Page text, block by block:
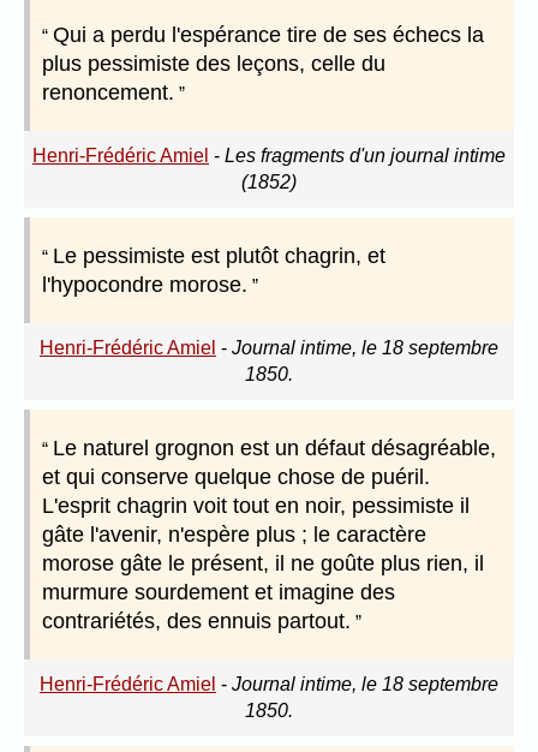
Qui a perdu l'espérance tire de ses échecs la
plus pessimiste des leçons, celle du
renoncement.
Henri-Frédéric Amiel - Les fragments d'un journal intime
(1852)
Le pessimiste est plutôt chagrin, et
l'hypocondre morose.
Henri-Frédéric Amiel - Journal intime, le 18 septembre
1850.
Le naturel grognon est un défaut désagréable,
et qui conserve quelque chose de puéril.
L'esprit chagrin voit tout en noir, pessimiste il
gâte l'avenir, n'espère plus ; le caractère
morose gâte le présent, il ne goûte plus rien, il
murmure sourdement et imagine des
contrariétés, des ennuis partout.
Henri-Frédéric Amiel - Journal intime, le 18 septembre
1850.